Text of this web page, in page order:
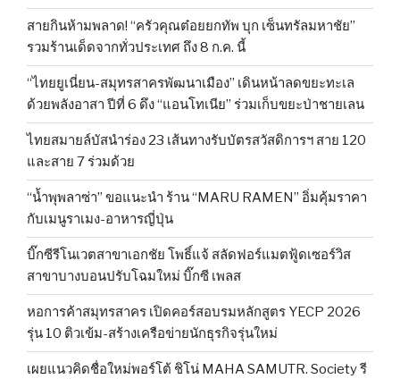
สายกินห้ามพลาด! “ครัวคุณต๋อยยกทัพ บุก เซ็นทรัลมหาชัย”
รวมร้านเด็ดจากทั่วประเทศ ถึง 8 ก.ค. นี้
“ไทยยูเนี่ยน-สมุทรสาครพัฒนาเมือง” เดินหน้าลดขยะทะเล
ด้วยพลังอาสา ปีที่ 6 ดึง “แอนโทเนีย” ร่วมเก็บขยะป่าชายเลน
ไทยสมายล์บัสนำร่อง 23 เส้นทางรับบัตรสวัสดิการฯ สาย 120
และสาย 7 ร่วมด้วย
“น้ำพุพลาซ่า” ขอแนะนำ ร้าน “MARU RAMEN” อิ่มคุ้มราคา
กับเมนูราเมง-อาหารญี่ปุ่น
บิ๊กซีรีโนเวตสาขาเอกชัย โพธิ์แจ้ สลัดฟอร์แมตฟู้ดเซอร์วิส
สาขาบางบอนปรับโฉมใหม่ บิ๊กซี เพลส
หอการค้าสมุทรสาคร เปิดคอร์สอบรมหลักสูตร YECP 2026
รุ่น 10 ติวเข้ม-สร้างเครือข่ายนักธุรกิจรุ่นใหม่
เผยแนวคิดชื่อใหม่พอร์โต้ ชิโน่ MAHA SAMUTR. Society รี